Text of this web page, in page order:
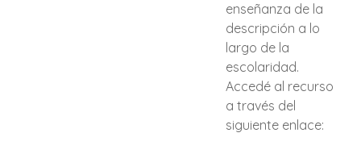
enseñanza de la
descripción a lo
largo de la
escolaridad.
Accedé al recurso
a través del
siguiente enlace: